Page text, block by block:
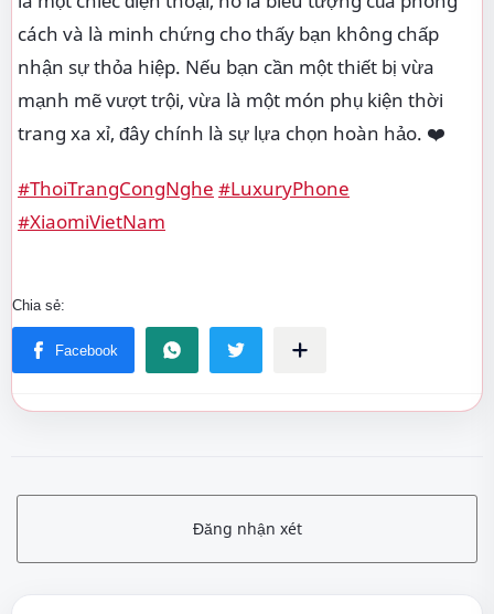
cách và là minh chứng cho thấy bạn không chấp
nhận sự thỏa hiệp. Nếu bạn cần một thiết bị vừa
mạnh mẽ vượt trội, vừa là một món phụ kiện thời
trang xa xỉ, đây chính là sự lựa chọn hoàn hảo. ❤️
#ThoiTrangCongNghe #LuxuryPhone
#XiaomiVietNam
Đăng nhận xét